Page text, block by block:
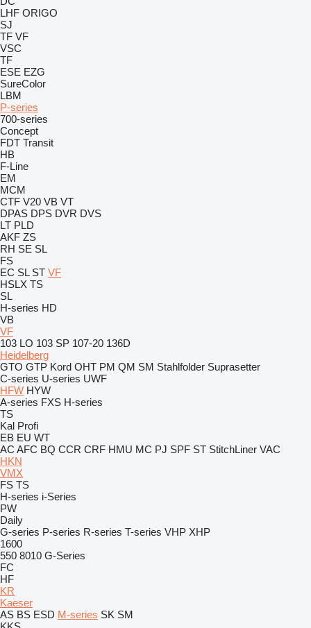
LHF ORIGO
SJ
TF VF
VSC
TF
ESE EZG
SureColor
LBM
P-series
700-series
Concept
FDT Transit
HB
F-Line
EM
MCM
CTF V20 VB VT
DPAS DPS DVR DVS
LT PLD
AKF ZS
RH SE SL
FS
EC SL ST VF
HSLX TS
SL
H-series HD
VB
VF
103 LO 103 SP 107-20 136D
Heidelberg
GTO GTP Kord OHT PM QM SM Stahlfolder Suprasetter
C-series U-series UWF
HFW HYW
A-series FXS H-series
TS
Kal Profi
EB EU WT
AC AFC BQ CCR CRF HMU MC PJ SPF ST StitchLiner VAC
HKN
VMX
FS TS
H-series i-Series
PW
Daily
G-series P-series R-series T-series VHP XHP
1600
550 8010 G-Series
FC
HF
KR
Kaeser
AS BS ESD M-series SK SM